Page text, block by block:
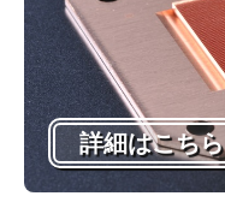
詳細はこちら